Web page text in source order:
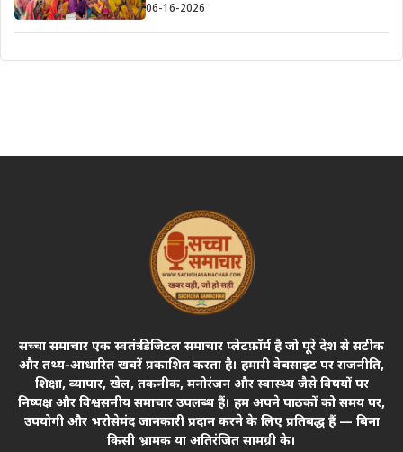
06-16-2026
सच्चा समाचार एक स्वतंत्र डिजिटल समाचार प्लेटफ़ॉर्म है जो पूरे देश से सटीक
और तथ्य-आधारित खबरें प्रकाशित करता है। हमारी वेबसाइट पर राजनीति,
शिक्षा, व्यापार, खेल, तकनीक, मनोरंजन और स्वास्थ्य जैसे विषयों पर
निष्पक्ष और विश्वसनीय समाचार उपलब्ध हैं। हम अपने पाठकों को समय पर,
उपयोगी और भरोसेमंद जानकारी प्रदान करने के लिए प्रतिबद्ध हैं — बिना
किसी भ्रामक या अतिरंजित सामग्री के।